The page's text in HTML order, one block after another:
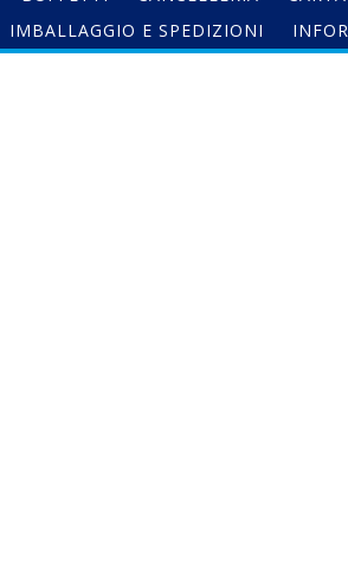
IMBALLAGGIO E SPEDIZIONI